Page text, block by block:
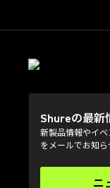
Shureの最新
新製品情報やイ
をメールでお知ら
ニ